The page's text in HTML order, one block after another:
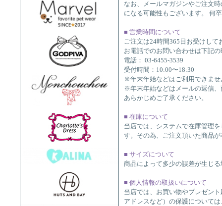
なお、メールマガジンやご注文
になる可能性もございます。 何
■ 営業時間について
ご注文は24時間365日お受けして
お電話でのお問い合わせは下記
電話： 03-6455-3539
受付時間：10:00〜18:30
※年末年始などはご利用できませ
※年末年始などはメールの返信
あらかじめご了承ください。
■ 在庫について
当店では、システムで在庫管理
す。その為、ご注文頂いた商品
■ サイズについて
商品によって多少の誤差が生じ
■ 個人情報の取扱いについて
当店では、お買い物やプレゼン
アドレスなど）の保護について